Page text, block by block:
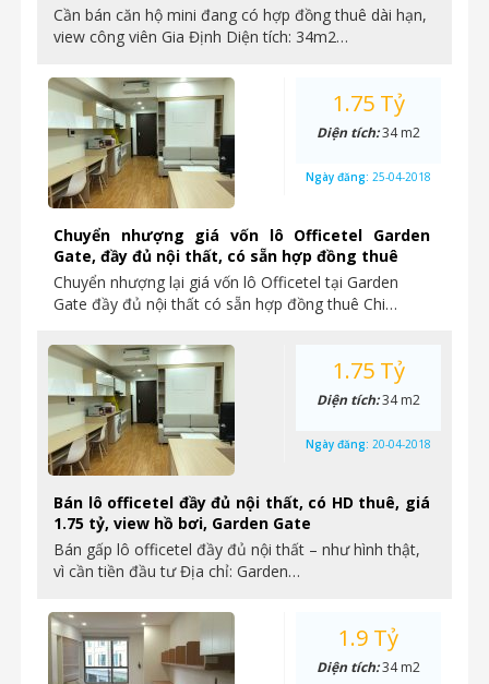
Cần bán căn hộ mini đang có hợp đồng thuê dài hạn,
view công viên Gia Định Diện tích: 34m2…
Chuyển nhượng giá vốn lô Officetel Garden
Gate, đầy đủ nội thất, có sẵn hợp đồng thuê
Chuyển nhượng lại giá vốn lô Officetel tại Garden
Gate đầy đủ nội thất có sẵn hợp đồng thuê Chi…
1.75 Tỷ
Diện tích:34 m2
Ngày đăng: 25-04-2018
Bán lô officetel đầy đủ nội thất, có HD thuê, giá
1.75 tỷ, view hồ bơi, Garden Gate
Bán gấp lô officetel đầy đủ nội thất – như hình thật,
vì cần tiền đầu tư Địa chỉ: Garden…
1.75 Tỷ
Diện tích:34 m2
Ngày đăng: 20-04-2018
1.9 Tỷ
Diện tích:34 m2